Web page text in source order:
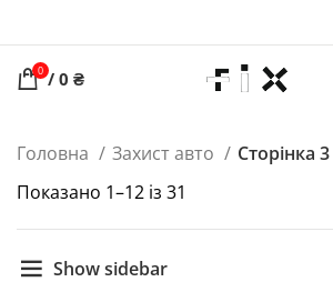
0 / 0 ₴
Головна Захист авто
Сторінка 3
Показано 1–12 із 31
Show sidebar